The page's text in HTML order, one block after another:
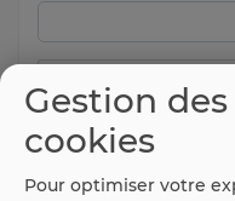
Gestion des
cookies
Pour optimiser votre